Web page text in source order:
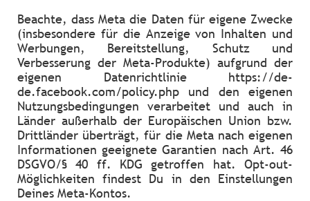
Beachte, dass Meta die Daten für eigene Zwecke
(insbesondere für die Anzeige von Inhalten und
Werbungen, Bereitstellung, Schutz und
Verbesserung der Meta-Produkte) aufgrund der
eigenen Datenrichtlinie https://de-
de.facebook.com/policy.php und den eigenen
Nutzungsbedingungen verarbeitet und auch in
Länder außerhalb der Europäischen Union bzw.
Drittländer überträgt, für die Meta nach eigenen
Informationen geeignete Garantien nach Art. 46
DSGVO/§ 40 ff. KDG getroffen hat. Opt-out-
Möglichkeiten findest Du in den Einstellungen
Deines Meta-Kontos.